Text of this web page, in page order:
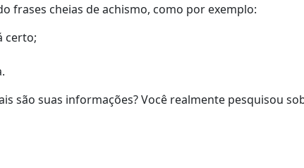
frases cheias de achismo, como por exemplo:
certo;
são suas informações? Você realmente pesquisou